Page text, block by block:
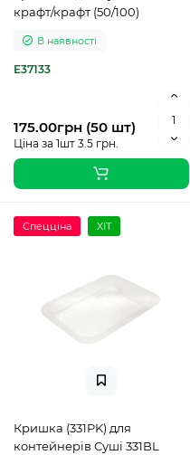
крафт/крафт (50/100)
В наявності
E37133
175.00грн (50 шт)
Ціна за 1шт 3.5 грн.
Спецціна ХІТ
Кришка (331PK) для
контейнерів Суші 331BL